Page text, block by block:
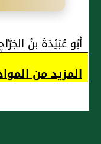
أَبُو عُبَيْدَةَ بنُ
المزيد من